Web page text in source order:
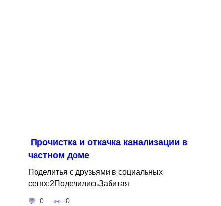
Прочистка и откачка канализации в
частном доме
Поделитья с друзьями в социальных
сетях:2ПоделилисьЗабитая
0 0